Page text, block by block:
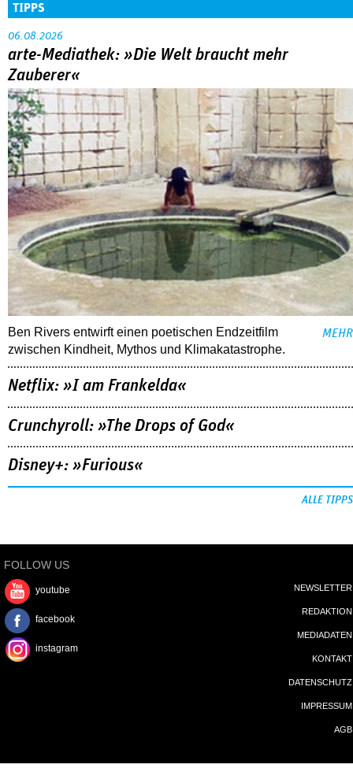
TIPPS
06.08.2026
arte-Mediathek: »Die Welt braucht mehr
Zauberer«
Ben Rivers entwirft einen poetischen Endzeitfilm
zwischen Kindheit, Mythos und Klimakatastrophe.
MEHR
Netflix: »I am Frankelda«
Crunchyroll: »The Drops of God«
Disney+: »Furious«
ALLE TIPPS
FOLLOW US
youtube
facebook
instagram
NEWSLETTER
REDAKTION
MEDIADATEN
KONTAKT
DATENSCHUTZ
IMPRESSUM
AGB